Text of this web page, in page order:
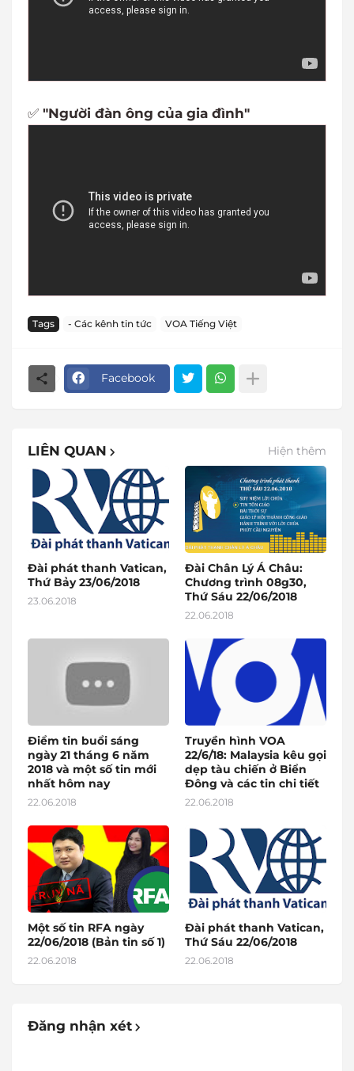
✅ "Người đàn ông của gia đình"
Tags - Các kênh tin tức VOA Tiếng Việt
Facebook
LIÊN QUAN Hiện thêm
Đài phát thanh Vatican,
Thứ Bảy 23/06/2018
23.06.2018
Đài Chân Lý Á Châu:
Chương trình 08g30,
Thứ Sáu 22/06/2018
22.06.2018
Điểm tin buổi sáng
ngày 21 tháng 6 năm
2018 và một số tin mới
nhất hôm nay
22.06.2018
Truyền hình VOA
22/6/18: Malaysia kêu gọi
dẹp tàu chiến ở Biển
Đông và các tin chi tiết
22.06.2018
Một số tin RFA ngày
22/06/2018 (Bản tin số 1)
22.06.2018
Đài phát thanh Vatican,
Thứ Sáu 22/06/2018
22.06.2018
Đăng nhận xét